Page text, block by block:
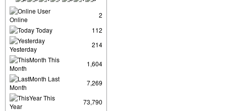
User
Online
2
Today
112
Yesterday
214
This
Month
1,604
Last
Month
7,269
This
Year
73,790